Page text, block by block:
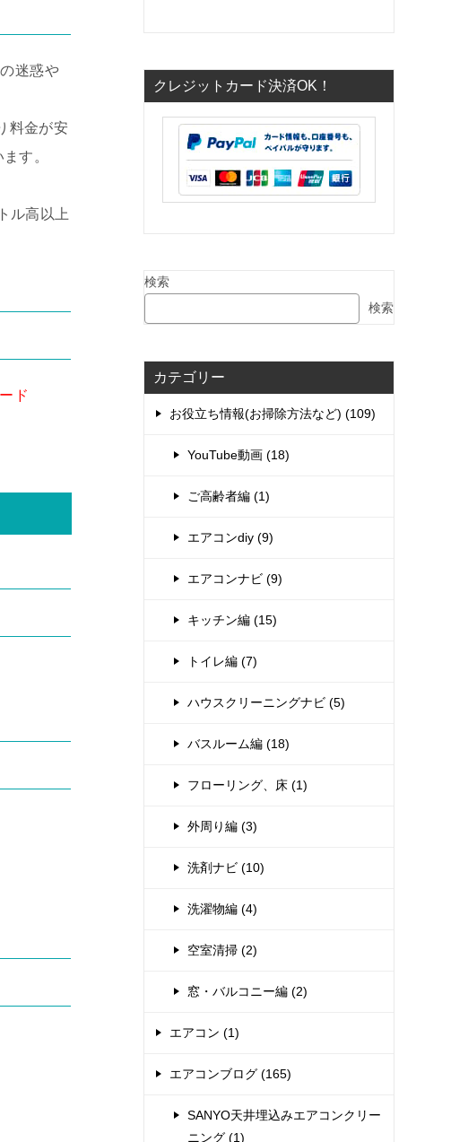
迷惑や
料金が安
す。
ル高以上
ド
クレジットカード決済OK！
検索
検索
カテゴリー
お役立ち情報(お掃除方法など) (109)
YouTube動画 (18)
ご高齢者編 (1)
エアコンdiy (9)
エアコンナビ (9)
キッチン編 (15)
トイレ編 (7)
ハウスクリーニングナビ (5)
バスルーム編 (18)
フローリング、床 (1)
外周り編 (3)
洗剤ナビ (10)
洗濯物編 (4)
空室清掃 (2)
窓・バルコニー編 (2)
エアコン (1)
エアコンブログ (165)
SANYO天井埋込みエアコンクリー
ニング (1)